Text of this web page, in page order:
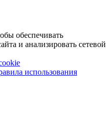
обеспечивать
и анализировать сетевой
использования